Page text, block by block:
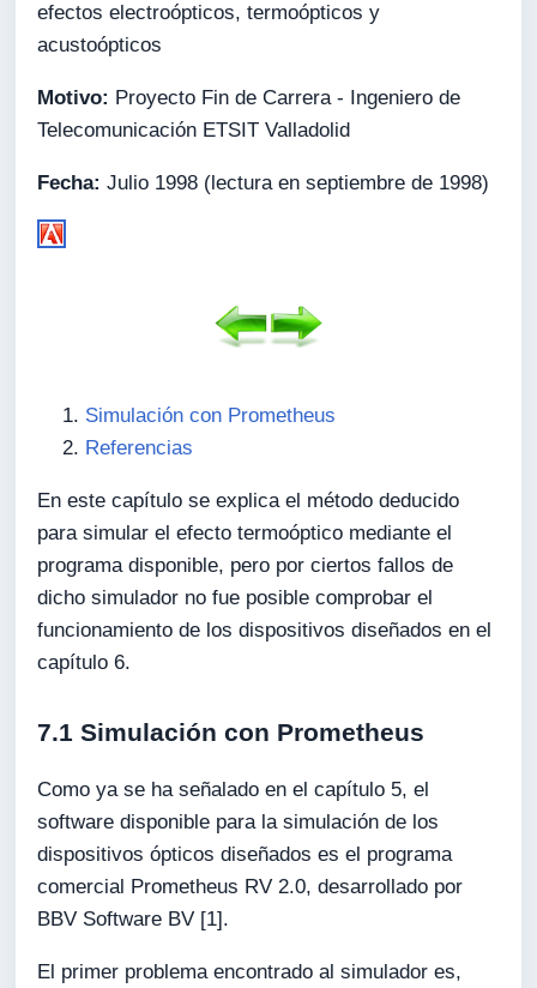
efectos electroópticos, termoópticos y
acustoópticos
Motivo: Proyecto Fin de Carrera - Ingeniero de
Telecomunicación ETSIT Valladolid
Fecha: Julio 1998 (lectura en septiembre de 1998)
Simulación con Prometheus
Referencias
En este capítulo se explica el método deducido
para simular el efecto termoóptico mediante el
programa disponible, pero por ciertos fallos de
dicho simulador no fue posible comprobar el
funcionamiento de los dispositivos diseñados en el
capítulo 6.
7.1 Simulación con Prometheus
Como ya se ha señalado en el capítulo 5, el
software disponible para la simulación de los
dispositivos ópticos diseñados es el programa
comercial Prometheus RV 2.0, desarrollado por
BBV Software BV [1].
El primer problema encontrado al simulador es,